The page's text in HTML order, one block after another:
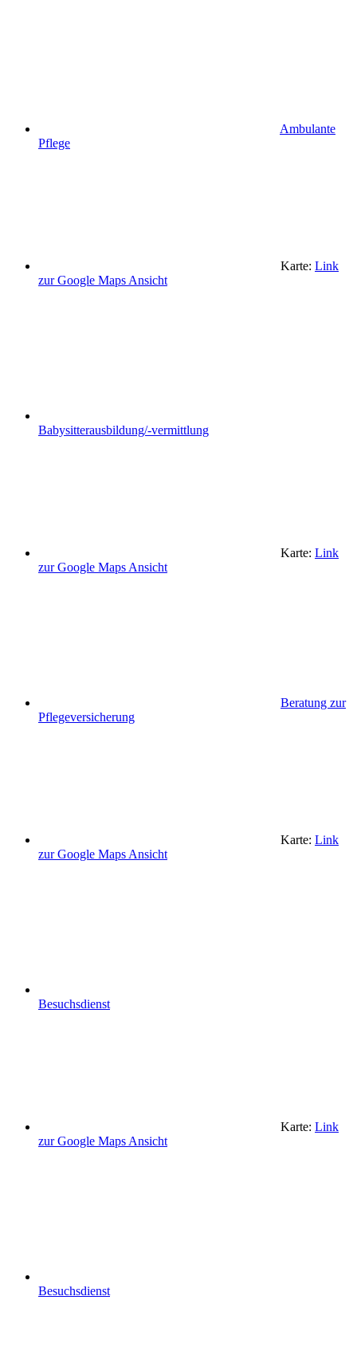
Ambulante
Pflege
Karte: Link
zur Google Maps Ansicht
Babysitterausbildung/-vermittlung
Karte: Link
zur Google Maps Ansicht
Beratung zur
Pflegeversicherung
Karte: Link
zur Google Maps Ansicht
Besuchsdienst
Karte: Link
zur Google Maps Ansicht
Besuchsdienst